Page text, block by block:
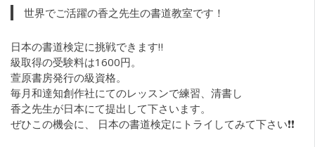
世界でご活躍の香之先生の書道教室です！
日本の書道検定に挑戦できます‼︎
級取得の受験料は1600円。
萱原書房発行の級資格。
毎月和達知創作社にてのレッスンで練習、清書し
香之先生が日本にて提出して下さいます。
ぜひこの機会に、 日本の書道検定にトライしてみて下さい❗❗